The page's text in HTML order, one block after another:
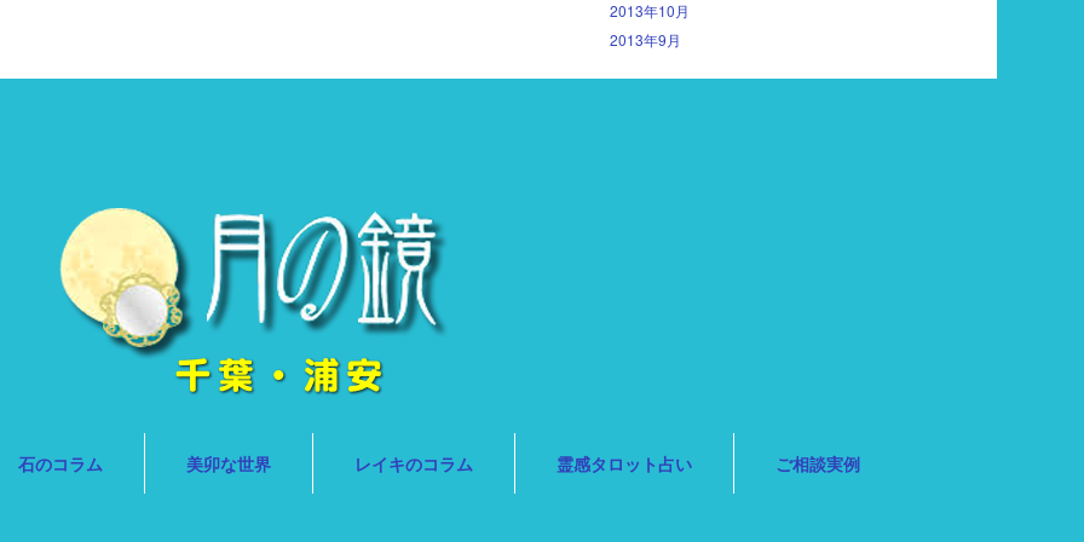
2013年10月
2013年9月
石のコラム 美卯な世界 レイキのコラム 霊感タロット占い ご相談実例